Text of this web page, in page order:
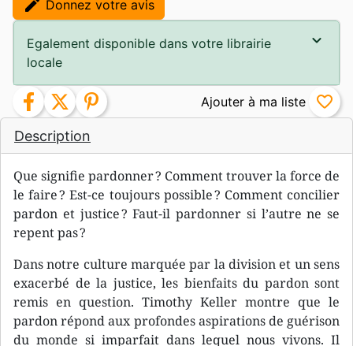
Description
Que signifie pardonner ? Comment trouver la force de
le faire ? Est-ce toujours possible ? Comment concilier
pardon et justice ? Faut-il pardonner si l’autre ne se
repent pas ?
Dans notre culture marquée par la division et un sens
exacerbé de la justice, les bienfaits du pardon sont
remis en question. Timothy Keller montre que le
pardon répond aux profondes aspirations de guérison
du monde si imparfait dans lequel nous vivons. Il
edit Donnez votre avis
Egalement disponible dans votre librairie
locale
facebook twitter pinterest favorite_border